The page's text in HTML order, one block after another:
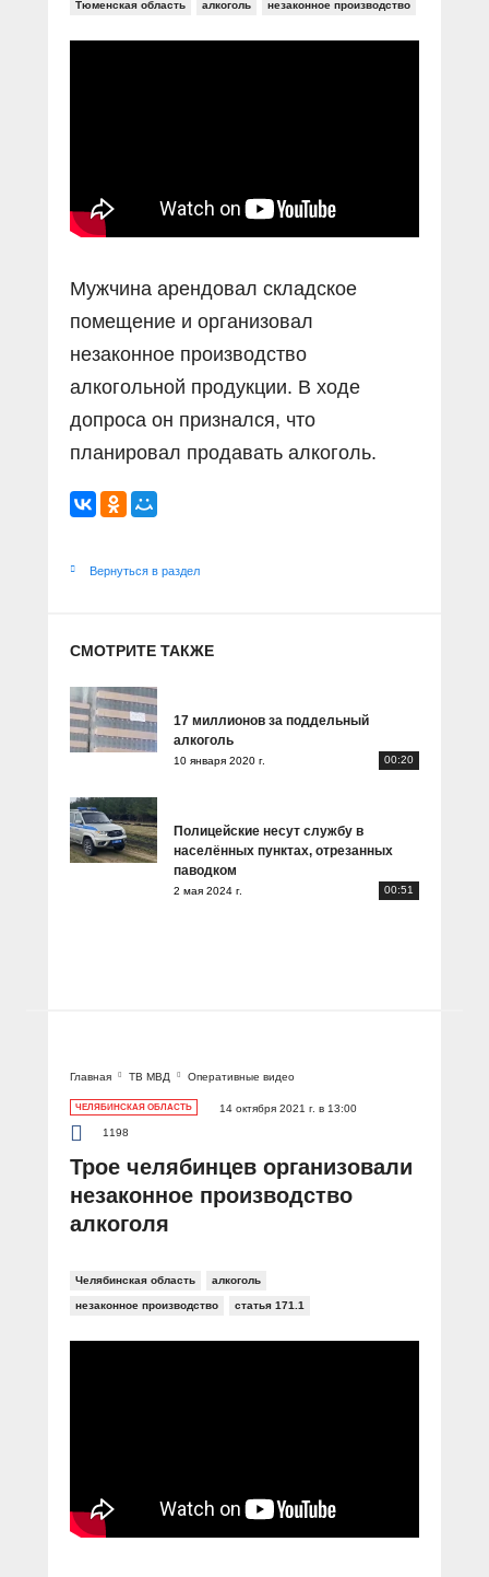
Социальные ролики
Документальные фильмы
Прямой разговор
В знании сила
О ПОРТАЛЕ
Тюменская область алкоголь незаконное производство
Мужчина арендовал складское
помещение и организовал
незаконное производство
алкогольной продукции. В ходе
допроса он признался, что
планировал продавать алкоголь.
Вернуться в раздел
СМОТРИТЕ ТАКЖЕ
17 миллионов за поддельный
алкоголь
10 января 2020 г. 00:20
Полицейские несут службу в
населённых пунктах, отрезанных
паводком
2 мая 2024 г. 00:51
Главная ТВ МВД Оперативные видео
ЧЕЛЯБИНСКАЯ ОБЛАСТЬ
14 октября 2021 г. в 13:00
1198
Трое челябинцев организовали
незаконное производство
алкоголя
Челябинская область алкоголь
незаконное производство статья 171.1